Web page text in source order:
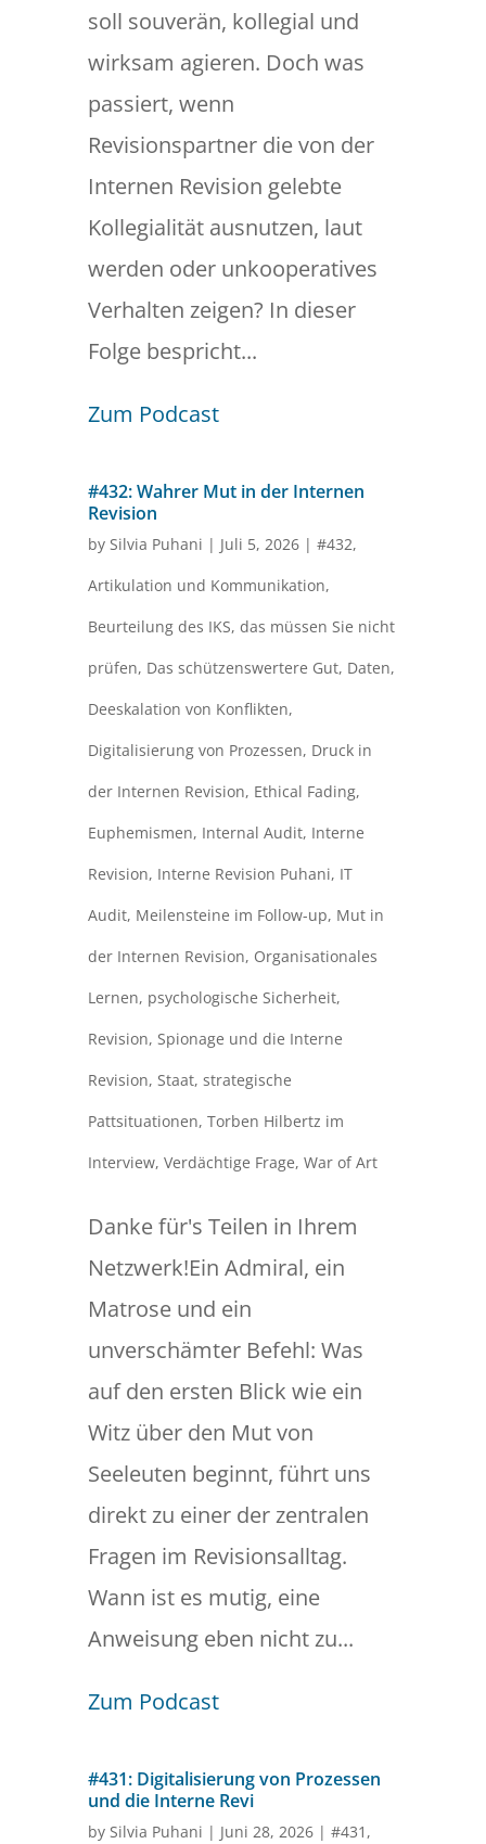
soll souverän, kollegial und
wirksam agieren. Doch was
passiert, wenn
Revisionspartner die von der
Internen Revision gelebte
Kollegialität ausnutzen, laut
werden oder unkooperatives
Verhalten zeigen? In dieser
Folge bespricht...
Zum Podcast
#432: Wahrer Mut in der Internen
Revision
by Silvia Puhani | Juli 5, 2026| #432,
Artikulation und Kommunikation,
Beurteilung des IKS, das müssen Sie nicht
prüfen, Das schützenswertere Gut, Daten,
Deeskalation von Konflikten,
Digitalisierung von Prozessen, Druck in
der Internen Revision, Ethical Fading,
Euphemismen, Internal Audit, Interne
Revision, Interne Revision Puhani, IT
Audit, Meilensteine im Follow-up, Mut in
der Internen Revision, Organisationales
Lernen, psychologische Sicherheit,
Revision, Spionage und die Interne
Revision, Staat, strategische
Pattsituationen, Torben Hilbertz im
Interview, Verdächtige Frage, War of Art
Danke für's Teilen in Ihrem
Netzwerk!Ein Admiral, ein
Matrose und ein
unverschämter Befehl: Was
auf den ersten Blick wie ein
Witz über den Mut von
Seeleuten beginnt, führt uns
direkt zu einer der zentralen
Fragen im Revisionsalltag.
Wann ist es mutig, eine
Anweisung eben nicht zu...
Zum Podcast
#431: Digitalisierung von Prozessen
und die Interne Revi
by Silvia Puhani | Juni 28, 2026| #431 ,